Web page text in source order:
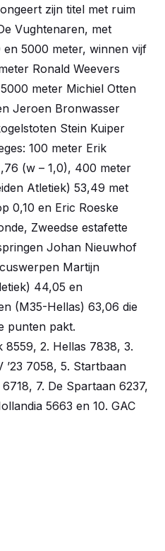
zijn titel met ruim
Vughtenaren, met
en 5000 meter, winnen vijf
Ronald Weevers
meter Michiel Otten
Jeroen Bronwasser
Stein Kuiper
100 meter Erik
(w – 1,0), 400 meter
Atletiek) 53,49 met
0,10 en Eric Roeske
Zweedse estafette
Johan Nieuwhof
Martijn
44,05 en
(M35-Hellas) 63,06 die
punten pakt.
8559, 2. Hellas 7838, 3.
’23 7058, 5. Startbaan
7. De Spartaan 6237,
5663 en 10. GAC